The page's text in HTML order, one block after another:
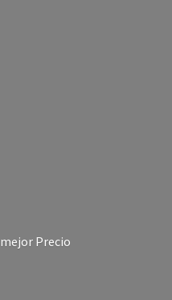
mejor Precio